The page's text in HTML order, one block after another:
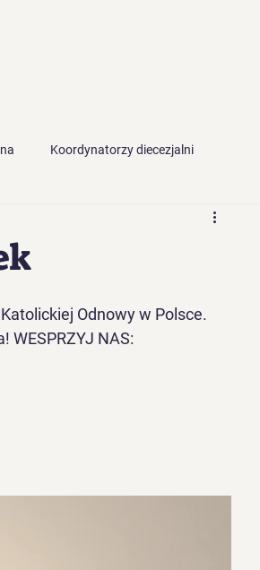
Koordynatorzy diecezjalni
Odnowy w Polsce.
WESPRZYJ NAS: